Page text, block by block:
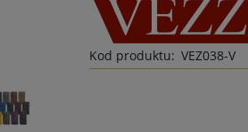
Kod produktu: VEZ038-V